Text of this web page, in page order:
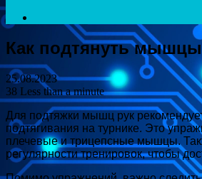
Как подтянуть
25.08.2023
38 Less than a minute
Для подтяжки мышц рук
подтягивания на турнике. Это
плечевые и трицепсные мышцы.
регулярности тренировок, чтобы